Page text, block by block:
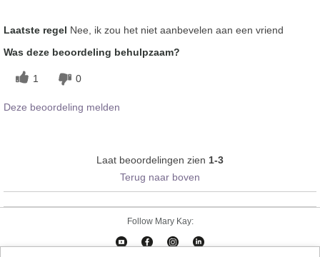
met andere door je gebruikte merken
decoratieve make-up?
Laatste regel Nee, ik zou het niet aanbevelen aan een vriend
Was deze beoordeling behulpzaam?
1 0
Deze beoordeling melden
Laat beoordelingen zien 1-3
Terug naar boven
Follow Mary Kay: